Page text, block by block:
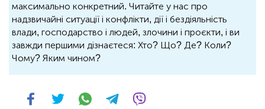
максимально конкретний. Читайте у нас про
надзвичайні ситуації і конфлікти, дії і бездіяльність
влади, господарство і людей, злочини і проєкти, і ви
завжди першими дізнаєтеся: Хто? Що? Де? Коли?
Чому? Яким чином?